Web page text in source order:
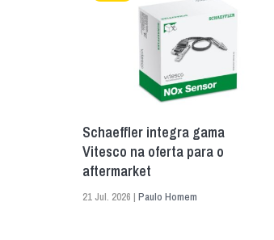
Schaeffler integra gama
Vitesco na oferta para o
aftermarket
21 Jul. 2026 | Paulo Homem